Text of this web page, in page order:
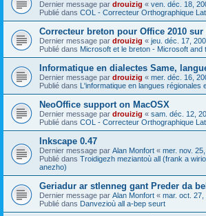
Dernier message par drouizig « ven. déc. 18,
Publié dans COL - Correcteur Orthographique
Correcteur breton pour Office 2010
Dernier message par drouizig « jeu. déc. 17,
Publié dans Microsoft et le breton - Microsoft and
Informatique en dialectes Same,
Dernier message par drouizig « mer. déc. 16,
Publié dans L'informatique en langues régionales
NeoOffice support on MacOSX
Dernier message par drouizig « sam. déc. 12,
Publié dans COL - Correcteur Orthographique
Inkscape 0.47
Dernier message par Alan Monfort « mer. nov.
Publié dans Troidigezh meziantoù all (frank a
anezho)
Geriadur ar stlenneg gant Preder da
Dernier message par Alan Monfort « mar. oct. 27,
Publié dans Danvezioù all a-bep seurt